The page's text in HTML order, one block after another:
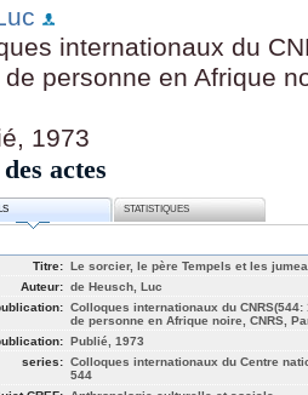
internationaux du
personne en Afrique
1973
actes
STATISTIQUES
Titre: Le sorcier, le père Tempels et les
Auteur: de Heusch, Luc
Colloques internationaux du
de personne en Afrique noire, CNRS,
Publié, 1973
series: Colloques internationaux du Centre
544